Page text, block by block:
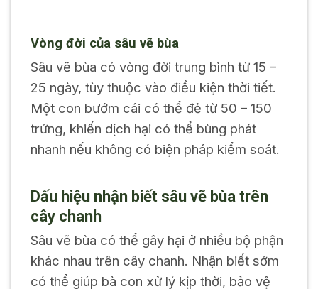
Vòng đời của sâu vẽ bùa
Sâu vẽ bùa có vòng đời trung bình từ 15 –
25 ngày, tùy thuộc vào điều kiện thời tiết.
Một con bướm cái có thể đẻ từ 50 – 150
trứng, khiến dịch hại có thể bùng phát
nhanh nếu không có biện pháp kiểm soát.
Dấu hiệu nhận biết sâu vẽ bùa trên
cây chanh
Sâu vẽ bùa có thể gây hại ở nhiều bộ phận
khác nhau trên cây chanh. Nhận biết sớm
có thể giúp bà con xử lý kịp thời, bảo vệ